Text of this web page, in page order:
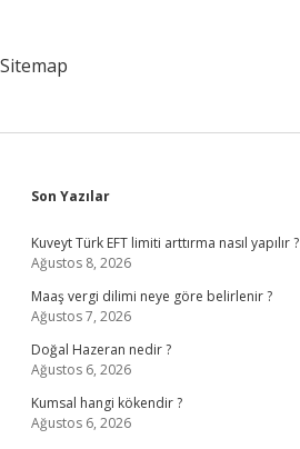
Sitemap
Sidebar
Son Yazılar
Kuveyt Türk EFT limiti arttırma nasıl yapılır ?
Ağustos 8, 2026
Maaş vergi dilimi neye göre belirlenir ?
Ağustos 7, 2026
Doğal Hazeran nedir ?
Ağustos 6, 2026
Kumsal hangi kökendir ?
Ağustos 6, 2026